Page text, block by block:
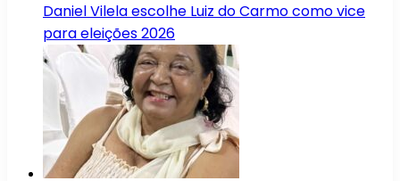
Daniel Vilela escolhe Luiz do Carmo como vice
para eleições 2026